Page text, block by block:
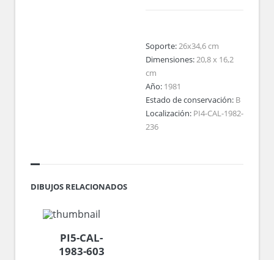
Soporte:26x34,6 cm
Dimensiones:20,8 x 16,2
cm
Año: 1981
Estado de conservación: B
Localización: PI4-CAL-1982-
236
DIBUJOS RELACIONADOS
PI5-CAL-
1983-603